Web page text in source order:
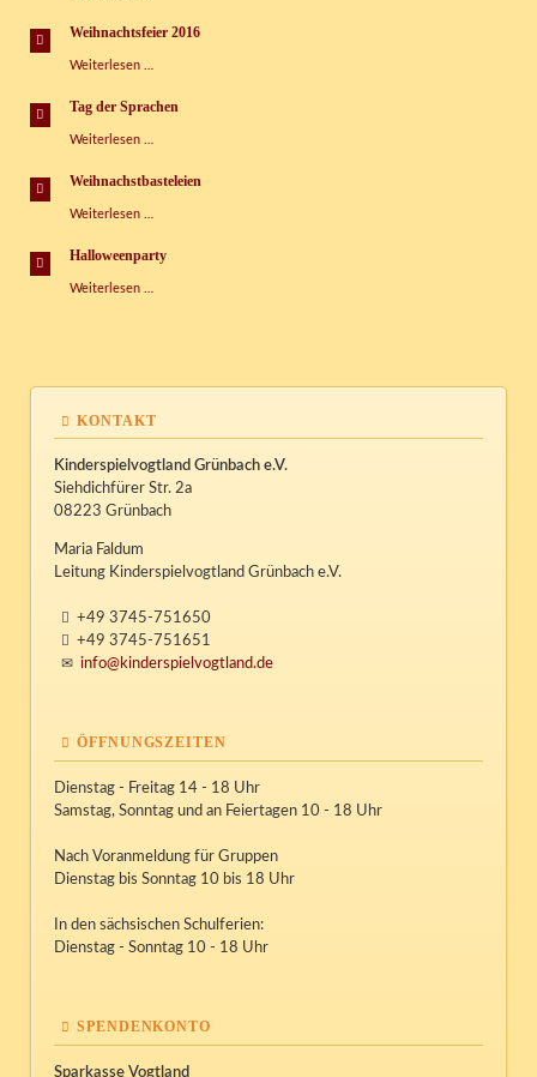
Kispi
Weihnachtsfeier 2016
Weiterlesen …
Tag der Sprachen
Weiterlesen …
Sprachen
Weihnachstbasteleien
Weiterlesen …
Halloweenparty
Weiterlesen …
KONTAKT
Kinderspielvogtland Grünbach e.V.
Siehdichfürer Str. 2a
08223 Grünbach
Maria Faldum
Leitung Kinderspielvogtland Grünbach e.V.
+49 3745-751650
+49 3745-751651
info@kinderspielvogtland.de
ÖFFNUNGSZEITEN
Dienstag - Freitag 14 - 18 Uhr
Samstag, Sonntag und an Feiertagen 10 - 18 Uhr
Nach Voranmeldung für Gruppen
Dienstag bis Sonntag 10 bis 18 Uhr
In den sächsischen Schulferien:
Dienstag - Sonntag 10 - 18 Uhr
SPENDENKONTO
Sparkasse Vogtland